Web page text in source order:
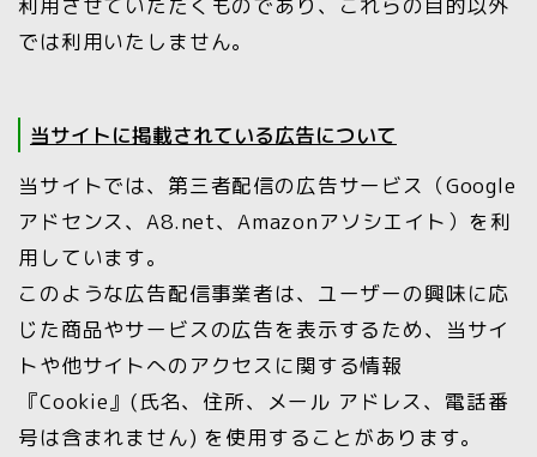
では利用いたしません。
当サイトに掲載されている広告について
当サイトでは、第三者配信の広告サービス（Google
アドセンス、A8.net、Amazonアソシエイト）を利
用しています。
このような広告配信事業者は、ユーザーの興味に応
じた商品やサービスの広告を表示するため、当サイ
トや他サイトへのアクセスに関する情報
『Cookie』(氏名、住所、メール アドレス、電話番
号は含まれません) を使用することがあります。